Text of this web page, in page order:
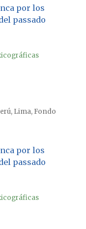
por los
passado
Lima, Fondo
por los
passado